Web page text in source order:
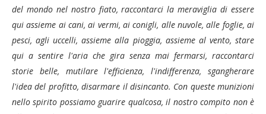
del mondo nel nostro fiato, raccontarci la meraviglia di essere
qui assieme ai cani, ai vermi, ai conigli, alle nuvole, alle foglie, ai
pesci, agli uccelli, assieme alla pioggia, assieme al vento, stare
qui a sentire l'aria che gira senza mai fermarsi, raccontarci
storie belle, mutilare l'efficienza, l'indifferenza, sgangherare
l'idea del profitto, disarmare il disincanto. Con queste munizioni
nello spirito possiamo guarire qualcosa, il nostro compito non è